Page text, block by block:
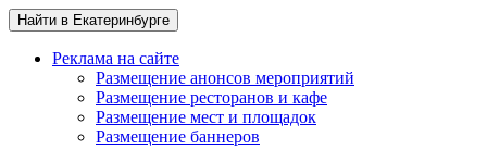
Найти в Екатеринбурге
Реклама на сайте
Размещение анонсов мероприятий
Размещение ресторанов и кафе
Размещение мест и площадок
Размещение баннеров